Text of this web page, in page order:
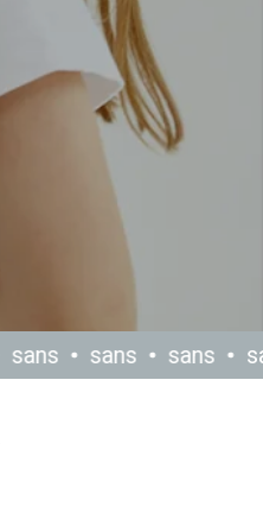
sans sans sans